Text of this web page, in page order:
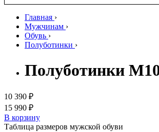
Главная ›
Мужчинам ›
Обувь ›
Полуботинки ›
Полуботинки
10 390 ₽
15 990 ₽
В корзину
Таблица размеров мужской обуви